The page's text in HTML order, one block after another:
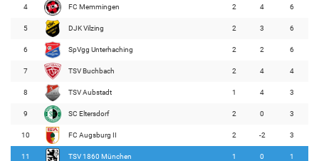
4 FC Memmingen 2 4 6
5 DJK Vilzing 2 3 6
6 SpVgg Unterhaching 2 2 6
7 TSV Buchbach 2 4 4
8 TSV Aubstadt 1 4 3
9 SC Eltersdorf 2 0 3
10 FC Augsburg II 2 -2 3
11 TSV 1860 München 1 0 1